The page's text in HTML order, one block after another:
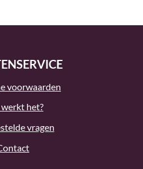
voorwaarden
het?
vragen